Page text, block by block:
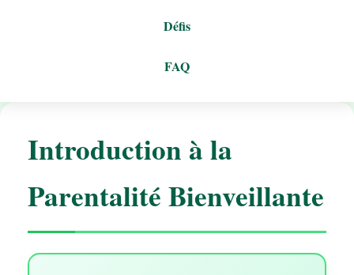
Défis
FAQ
Introduction à la
Parentalité Bienveillante